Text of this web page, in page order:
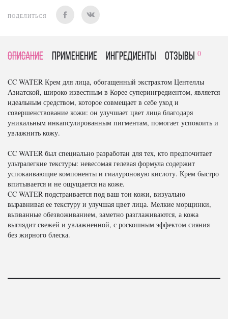
ПОДЕЛИТЬСЯ
Описание Применение Ингредиенты отзывы 0
CC WATER Крем для лица, обогащенный экстрактом Центеллы
Азиатской, широко известным в Корее суперингредиентом, является
идеальным средством, которое совмещает в себе уход и
совершенствование кожи: он улучшает цвет лица благодаря
уникальным инкапсулированным пигментам, помогает успокоить и
увлажнить кожу.
CC WATER был специально разработан для тех, кто предпочитает
ультралегкие текстуры: невесомая гелевая формула содержит
успокаивающие компоненты и гиалуроновую кислоту. Крем быстро
впитывается и не ощущается на коже.
CC WATER подстраивается под ваш тон кожи, визуально
выравнивая ее текстуру и улучшая цвет лица. Мелкие морщинки,
вызванные обезвоживанием, заметно разглаживаются, а кожа
выглядит свежей и увлажненной, с роскошным эффектом сияния
без жирного блеска.